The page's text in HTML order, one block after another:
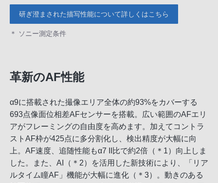
研ぎ澄まされた描写性能について詳しくはこちら
＊ ソニー測定条件
革新のAF性能
α9に搭載された撮像エリア全体の約93%をカバーする
693点像面位相差AFセンサーを搭載。広い範囲のAFエリ
アがフレーミングの自由度を高めます。加えてコントラ
ストAF枠が425点に多分割化し、検出精度が大幅に向
上。AF速度、追随性能もα7 II比で約2倍（＊1）向上しま
した。また、AI（＊2）を活用した新技術により、「リア
ルタイム瞳AF」機能が大幅に進化（＊3）。動きのある